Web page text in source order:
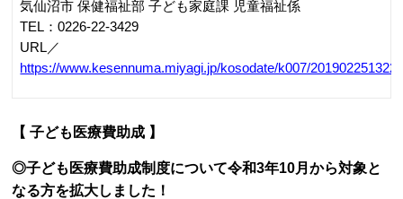
気仙沼市 保健福祉部 子ども家庭課 児童福祉係
TEL：0226-22-3429
URL／
https://www.kesennuma.miyagi.jp/kosodate/k007/
【 子ども医療費助成 】
◎子ども医療費助成制度について令和3年10月から対象と
なる方を拡大しました！